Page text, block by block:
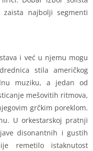
najbolji segmenti
i već u njemu mogu
stila američkog
muziku, a jedan od
mešovitih ritmova,
grčkim poreklom.
U orkestarskoj pratnji
disonantnih i gustih
remetilo istaknutost